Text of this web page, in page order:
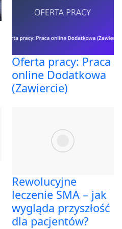
Oferta pracy: Praca
online Dodatkowa
(Zawiercie)
Rewolucyjne
leczenie SMA – jak
wygląda przyszłość
dla pacjentów?